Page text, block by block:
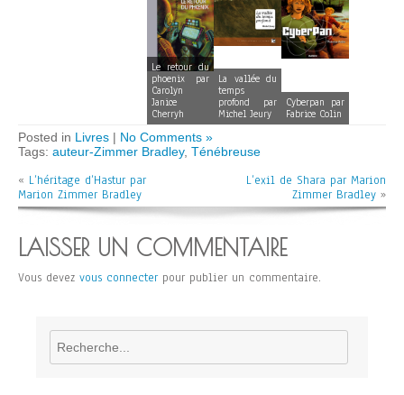
Le retour du
phoenix par
Carolyn
Janice
Cherryh
La vallée du
temps
profond par
Michel Jeury
Cyberpan par
Fabrice Colin
Posted in Livres | No Comments »
Tags: auteur-Zimmer Bradley, Ténébreuse
« L’héritage d’Hastur par
Marion Zimmer Bradley
L’exil de Shara par Marion
Zimmer Bradley »
LAISSER UN COMMENTAIRE
Vous devez vous connecter pour publier un commentaire.
Rechercher